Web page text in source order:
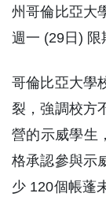
州哥倫比亞大
週一 (29日) 限
哥倫比亞大學
裂，強調校方
營的示威學生
格承認參與示
少 120個帳蓬